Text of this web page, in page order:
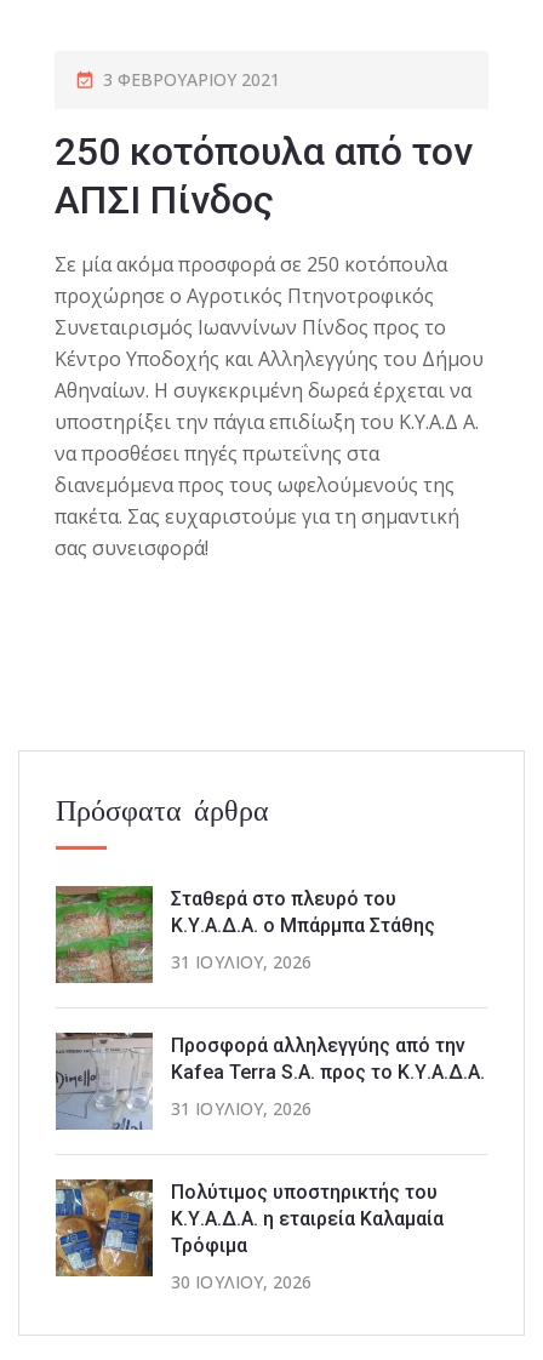
3 ΦΕΒΡΟΥΑΡΊΟΥ 2021
250 κοτόπουλα από τον
ΑΠΣΙ Πίνδος
Σε μία ακόμα προσφορά σε 250 κοτόπουλα
προχώρησε ο Αγροτικός Πτηνοτροφικός
Συνεταιρισμός Ιωαννίνων Πίνδος προς το
Κέντρο Υποδοχής και Αλληλεγγύης του Δήμου
Αθηναίων. Η συγκεκριμένη δωρεά έρχεται να
υποστηρίξει την πάγια επιδίωξη του Κ.Υ.Α.Δ Α.
να προσθέσει πηγές πρωτεΐνης στα
διανεμόμενα προς τους ωφελούμενούς της
πακέτα. Σας ευχαριστούμε για τη σημαντική
σας συνεισφορά!
Πρόσφατα άρθρα
Σταθερά στο πλευρό του
Κ.Υ.Α.Δ.Α. ο Μπάρμπα Στάθης
31 ΙΟΥΛΊΟΥ, 2026
Προσφορά αλληλεγγύης από την
Kafea Terra S.A. προς το Κ.Υ.Α.Δ.Α.
31 ΙΟΥΛΊΟΥ, 2026
Πολύτιμος υποστηρικτής του
Κ.Υ.Α.Δ.Α. η εταιρεία Καλαμαία
Τρόφιμα
30 ΙΟΥΛΊΟΥ, 2026